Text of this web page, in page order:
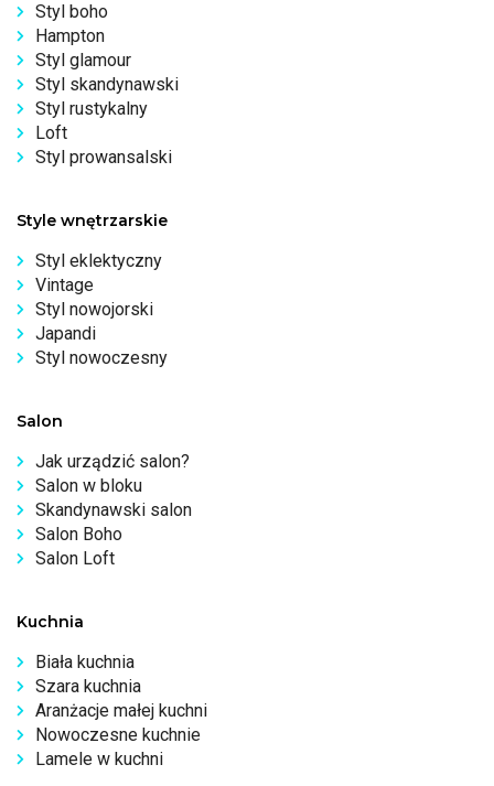
Styl boho
Hampton
Styl glamour
Styl skandynawski
Styl rustykalny
Loft
Styl prowansalski
Style wnętrzarskie
Styl eklektyczny
Vintage
Styl nowojorski
Japandi
Styl nowoczesny
Salon
Jak urządzić salon?
Salon w bloku
Skandynawski salon
Salon Boho
Salon Loft
Kuchnia
Biała kuchnia
Szara kuchnia
Aranżacje małej kuchni
Nowoczesne kuchnie
Lamele w kuchni